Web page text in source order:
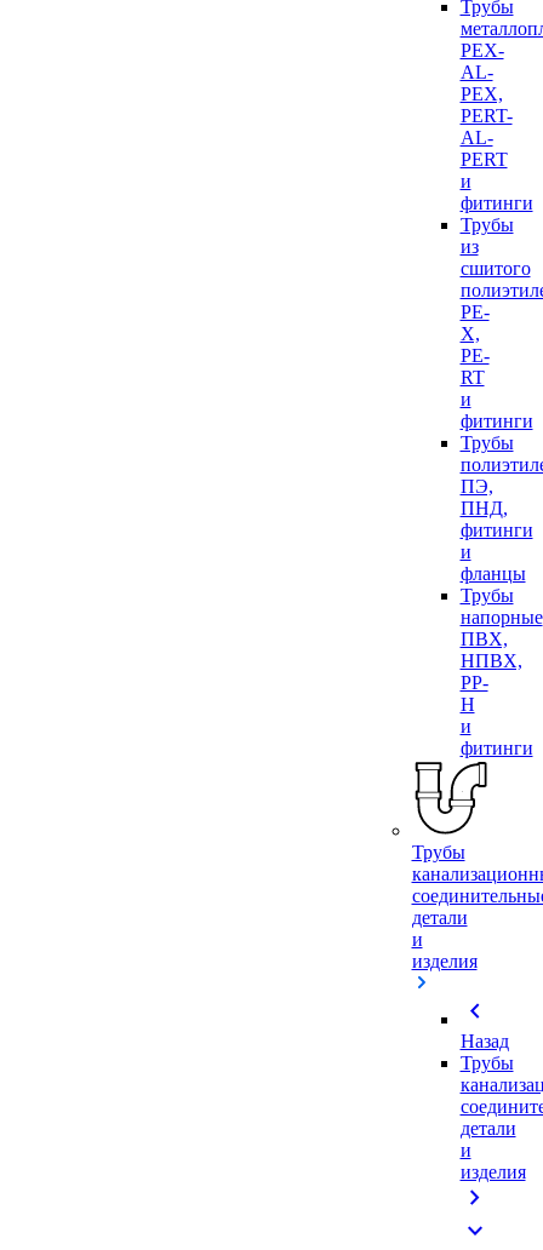
Трубы
PEX-
AL-
PEX,
PERT-
AL-
PERT
и
фитинги
Трубы
из
сшитого
PE-
X,
PE-
RT
и
фитинги
Трубы
ПЭ,
ПНД,
фитинги
и
фланцы
Трубы
напорные
ПВХ,
НПВХ,
PP-
H
и
фитинги
Трубы
детали
и
изделия
chevron_left
Назад
Трубы
детали
и
изделия
chevron_right
expand_more